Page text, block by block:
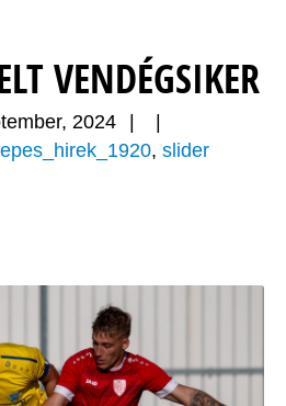
VENDÉGSIKER
2024
, slider